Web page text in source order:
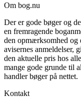
Om bog.nu
Der er gode bøger og
en fremragende
den opmærksomhed
avisernes anmeldelser,
den aktuelle pris hos
mange gode grunde til
handler bøger på nettet.
Kontakt